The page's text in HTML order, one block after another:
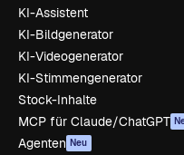
KI-Assistent
KI-Bildgenerator
KI-Videogenerator
KI-Stimmengenerator
Stock-Inhalte
MCP für Claude/ChatGPT
Agenten Neu